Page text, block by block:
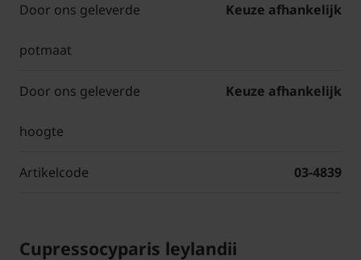
Door ons geleverde
potmaat
Keuze afhankelijk
Door ons geleverde
hoogte
Keuze afhankelijk
Artikelcode 03-4839
Cupressocyparis leylandii